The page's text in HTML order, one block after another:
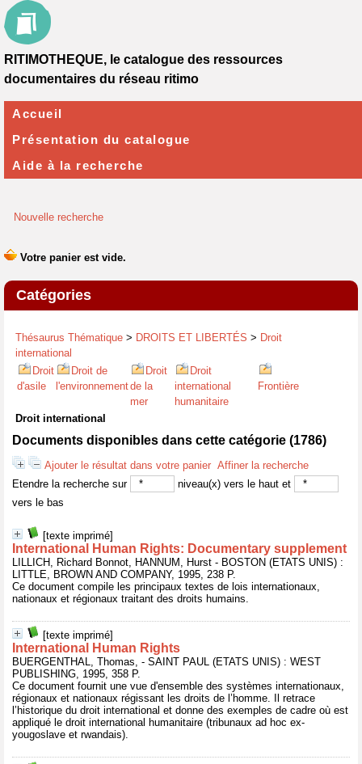
Nouvelle recherche
Catégories
Thésaurus Thématique > DROITS ET LIBERTÉS > Droit
international
Droit
d'asile
Droit de
l'environnement
Droit
de la
mer
Droit
international
humanitaire
Frontière
Droit international
Documents disponibles dans cette catégorie (1786)
Ajouter le résultat dans votre panier Affiner la recherche
Etendre la recherche sur
niveau(x) vers le haut et
vers le bas
[texte imprimé]
International Human Rights: Documentary supplement
LILLICH, Richard Bonnot, HANNUM, Hurst - BOSTON (ETATS UNIS) :
LITTLE, BROWN AND COMPANY, 1995, 238 P.
Ce document compile les principaux textes de lois internationaux,
nationaux et régionaux traitant des droits humains.
[texte imprimé]
International Human Rights
BUERGENTHAL, Thomas, - SAINT PAUL (ETATS UNIS) : WEST
PUBLISHING, 1995, 358 P.
Ce document fournit une vue d'ensemble des systèmes internationaux,
régionaux et nationaux régissant les droits de l’homme. Il retrace
l’historique du droit international et donne des exemples de cadre où est
appliqué le droit international humanitaire (tribunaux ad hoc ex-
yougoslave et rwandais).
RITIMOTHEQUE, le catalogue des ressources
documentaires du réseau ritimo
Accueil
Présentation du catalogue
Aide à la recherche